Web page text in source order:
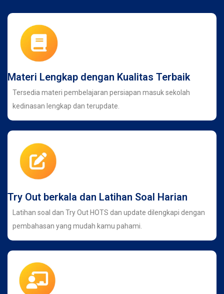
Materi Lengkap dengan Kualitas Terbaik
Tersedia materi pembelajaran persiapan masuk sekolah
kedinasan lengkap dan terupdate.
Try Out berkala dan Latihan Soal Harian
Latihan soal dan Try Out HOTS dan update dilengkapi dengan
pembahasan yang mudah kamu pahami.